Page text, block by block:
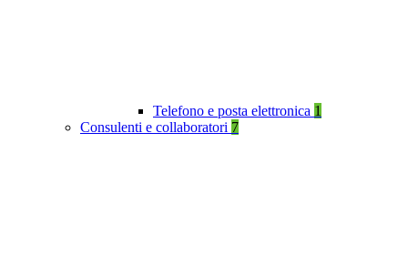
Telefono e posta elettronica 1
Consulenti e collaboratori 7